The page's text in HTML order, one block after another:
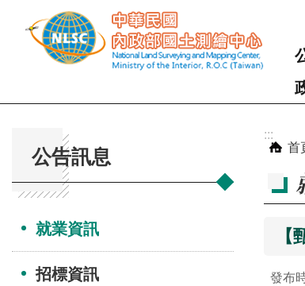
跳到主要內容區塊
公告訊息
就業資訊
招標資訊
:::
首
發布